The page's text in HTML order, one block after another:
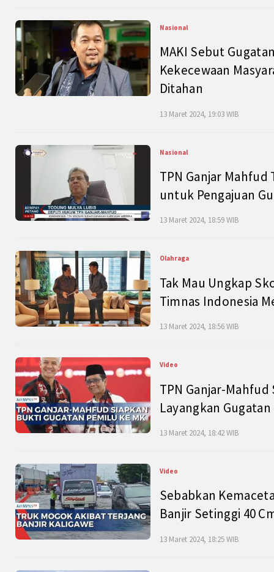
Nasional
MAKI Sebut
Kekecewaan
Ditahan
13 Maret 2024, 19:03 WIB
Nasional
TPN Ganjar
untuk Pengajuan
13 Maret 2024, 18:59 WIB
Olahraga
Tak Mau Ungkap
Timnas Indonesia
13 Maret 2024, 18:56 WIB
Video
TPN Ganjar-
Layangkan
13 Maret 2024, 18:42 WIB
Video
Sebabkan
Banjir Setinggi 40
13 Maret 2024, 18:25 WIB